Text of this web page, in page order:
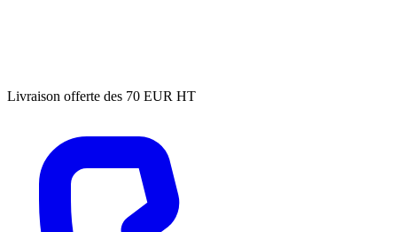
Livraison offerte des 70 EUR HT